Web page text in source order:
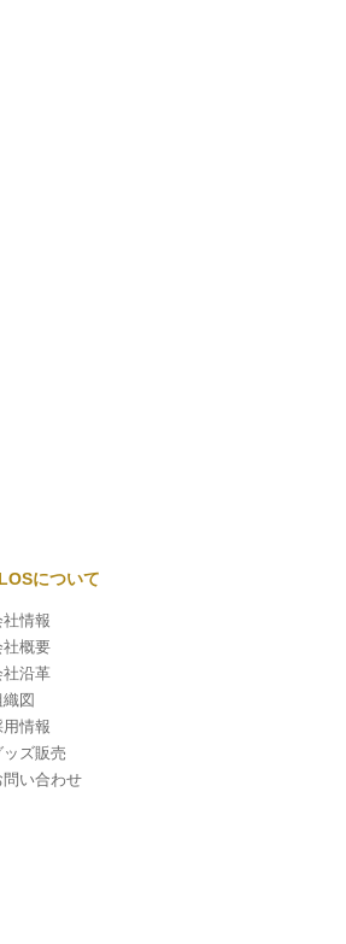
について
社情報
社概要
社沿革
織図
用情報
ッズ販売
問い合わせ